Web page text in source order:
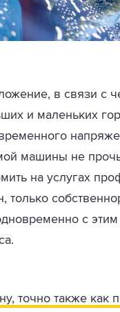
в связи с
и маленьких
машины не
на услугах
с
точно также как